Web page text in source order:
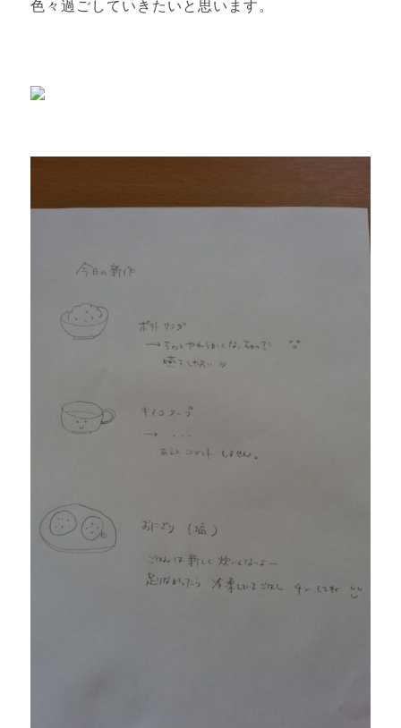
色々過ごしていきたいと思います。